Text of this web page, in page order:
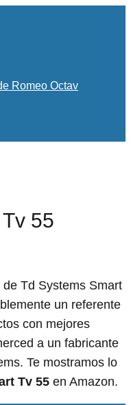
Romeo Octav
55
Td Systems Smart
un referente
con mejores
a un fabricante
Te mostramos lo
Tv 55 en Amazon.